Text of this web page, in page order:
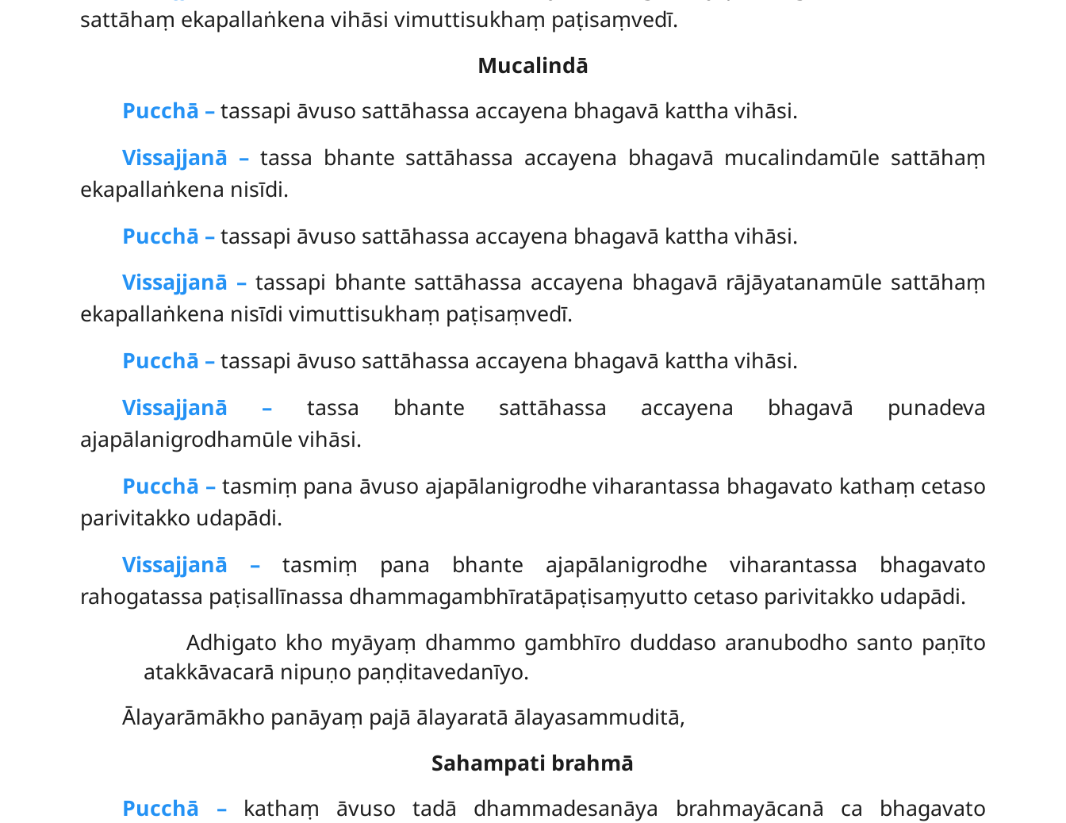
sattāhaṃ ekapallaṅkena vihāsi vimuttisukhaṃ paṭisaṃvedī.
Mucalindā
Pucchā –tassapi āvuso sattāhassa accayena bhagavā kattha vihāsi.
Vissajjanā – tassa bhante sattāhassa accayena bhagavā mucalindamūle sattāhaṃ
ekapallaṅkena nisīdi.
Pucchā –tassapi āvuso sattāhassa accayena bhagavā kattha vihāsi.
Vissajjanā – tassapi bhante sattāhassa accayena bhagavā rājāyatanamūle sattāhaṃ
ekapallaṅkena nisīdi vimuttisukhaṃ paṭisaṃvedī.
Pucchā –tassapi āvuso sattāhassa accayena bhagavā kattha vihāsi.
Vissajjanā – tassa bhante sattāhassa accayena bhagavā punadeva
ajapālanigrodhamūle vihāsi.
Pucchā –tasmiṃ pana āvuso ajapālanigrodhe viharantassa bhagavato kathaṃ cetaso
parivitakko udapādi.
Vissajjanā – tasmiṃ pana bhante ajapālanigrodhe viharantassa bhagavato
rahogatassa paṭisallīnassa dhammagambhīratāpaṭisaṃyutto cetaso parivitakko udapādi.
Adhigato kho myāyaṃ dhammo gambhīro duddaso aranubodho santo paṇīto
atakkāvacarā nipuṇo paṇḍitavedanīyo.
Ālayarāmākho panāyaṃ pajā ālayaratā ālayasammuditā,
Sahampati brahmā
Pucchā –kathaṃ āvuso tadā dhammadesanāya brahmayācanā ca bhagavato